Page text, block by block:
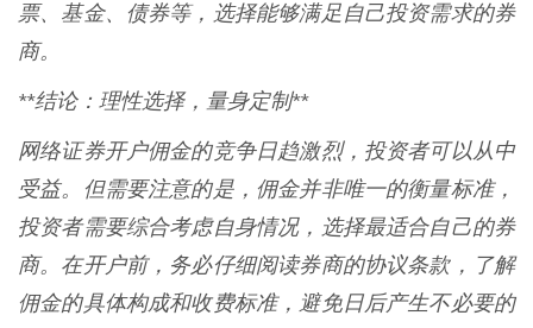
票、基金、债券等，选择能够满足自己投资需求的券
商。
**结论：理性选择，量身定制**
网络证券开户佣金的竞争日趋激烈，投资者可以从中
受益。但需要注意的是，佣金并非唯一的衡量标准，
投资者需要综合考虑自身情况，选择最适合自己的券
商。在开户前，务必仔细阅读券商的协议条款，了解
佣金的具体构成和收费标准，避免日后产生不必要的